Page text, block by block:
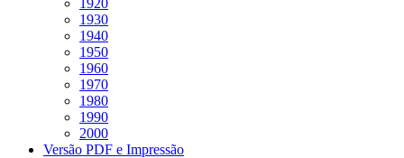
1930
1940
1950
1960
1970
1980
1990
2000
Versão PDF e Impressão